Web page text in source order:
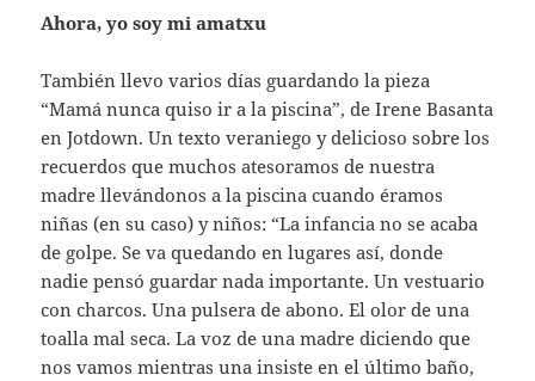
Ahora, yo soy mi amatxu
También llevo varios días guardando la pieza
“Mamá nunca quiso ir a la piscina”, de Irene Basanta
en Jotdown. Un texto veraniego y delicioso sobre los
recuerdos que muchos atesoramos de nuestra
madre llevándonos a la piscina cuando éramos
niñas (en su caso) y niños: “La infancia no se acaba
de golpe. Se va quedando en lugares así, donde
nadie pensó guardar nada importante. Un vestuario
con charcos. Una pulsera de abono. El olor de una
toalla mal seca. La voz de una madre diciendo que
nos vamos mientras una insiste en el último baño,